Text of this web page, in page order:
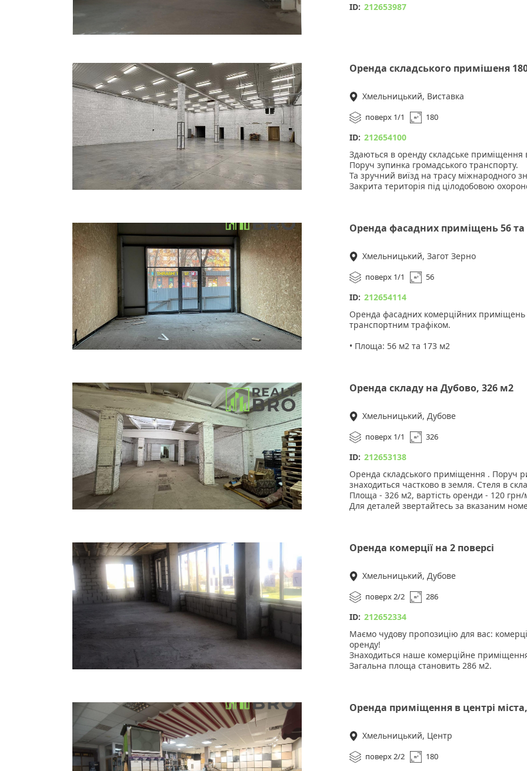
Велика кількість панорамних вікон -
ID: 212653987
Ціна: 39 900 грн.
Оренда складського примішеня
Хмельницький, Виставка
поверх 1/1 180
ID: 212654100
Здаються в оренду складське приміщення
Поруч зупинка громадського транспорту.
Та зручний виїзд на трасу міжнародного
Закрита територія під цілодобовою
Електроенергія 200 кВт .
Будка охорони.
Інтернет .
Кондиціонери .
Вартість 220 грн/м2
Оренда фасадних приміщень 56 та
Хмельницький, Загот Зерно
поверх 1/1 56
ID: 212654114
Оренда фасадних комерційних
транспортним трафіком.
• Площа: 56 м2 та 173 м2
2. Можливість адаптації під потреби
Вартість оренди: 56 м2 - 700 грн/м2, 173 м2
Зателефонуйте для отримання додаткової
Оренда складу на Дубово, 326 м2
Хмельницький, Дубове
поверх 1/1 326
ID: 212653138
Оренда складського приміщення . Поруч
знаходиться частково в земля. Стеля в
Площа - 326 м2, вартість оренди - 120 грн/
Для деталей звертайтесь за вказаним
Оренда комерції на 2 поверсі
Хмельницький, Дубове
поверх 2/2 286
ID: 212652334
Маємо чудову пропозицію для вас:
оренду!
Знаходиться наше комерційне
Загальна площа становить 286 м2.
необхідно.
Світлі та просторі приміщення з
прекрасну атмосферу для вашого бізнесу.
лічильники, що дає вам повний контроль
Опалення електричне.
Ціна оренди - всього 85 гривень за
Оренда приміщення в центрі
Хмельницький, Центр
поверх 2/2 180